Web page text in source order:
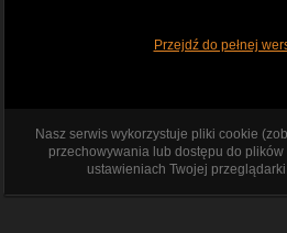
Przejdź do pełnej
Nasz serwis wykorzystuje pliki cookie
przechowywania lub dostępu do
ustawieniach Twojej przeglądarki.